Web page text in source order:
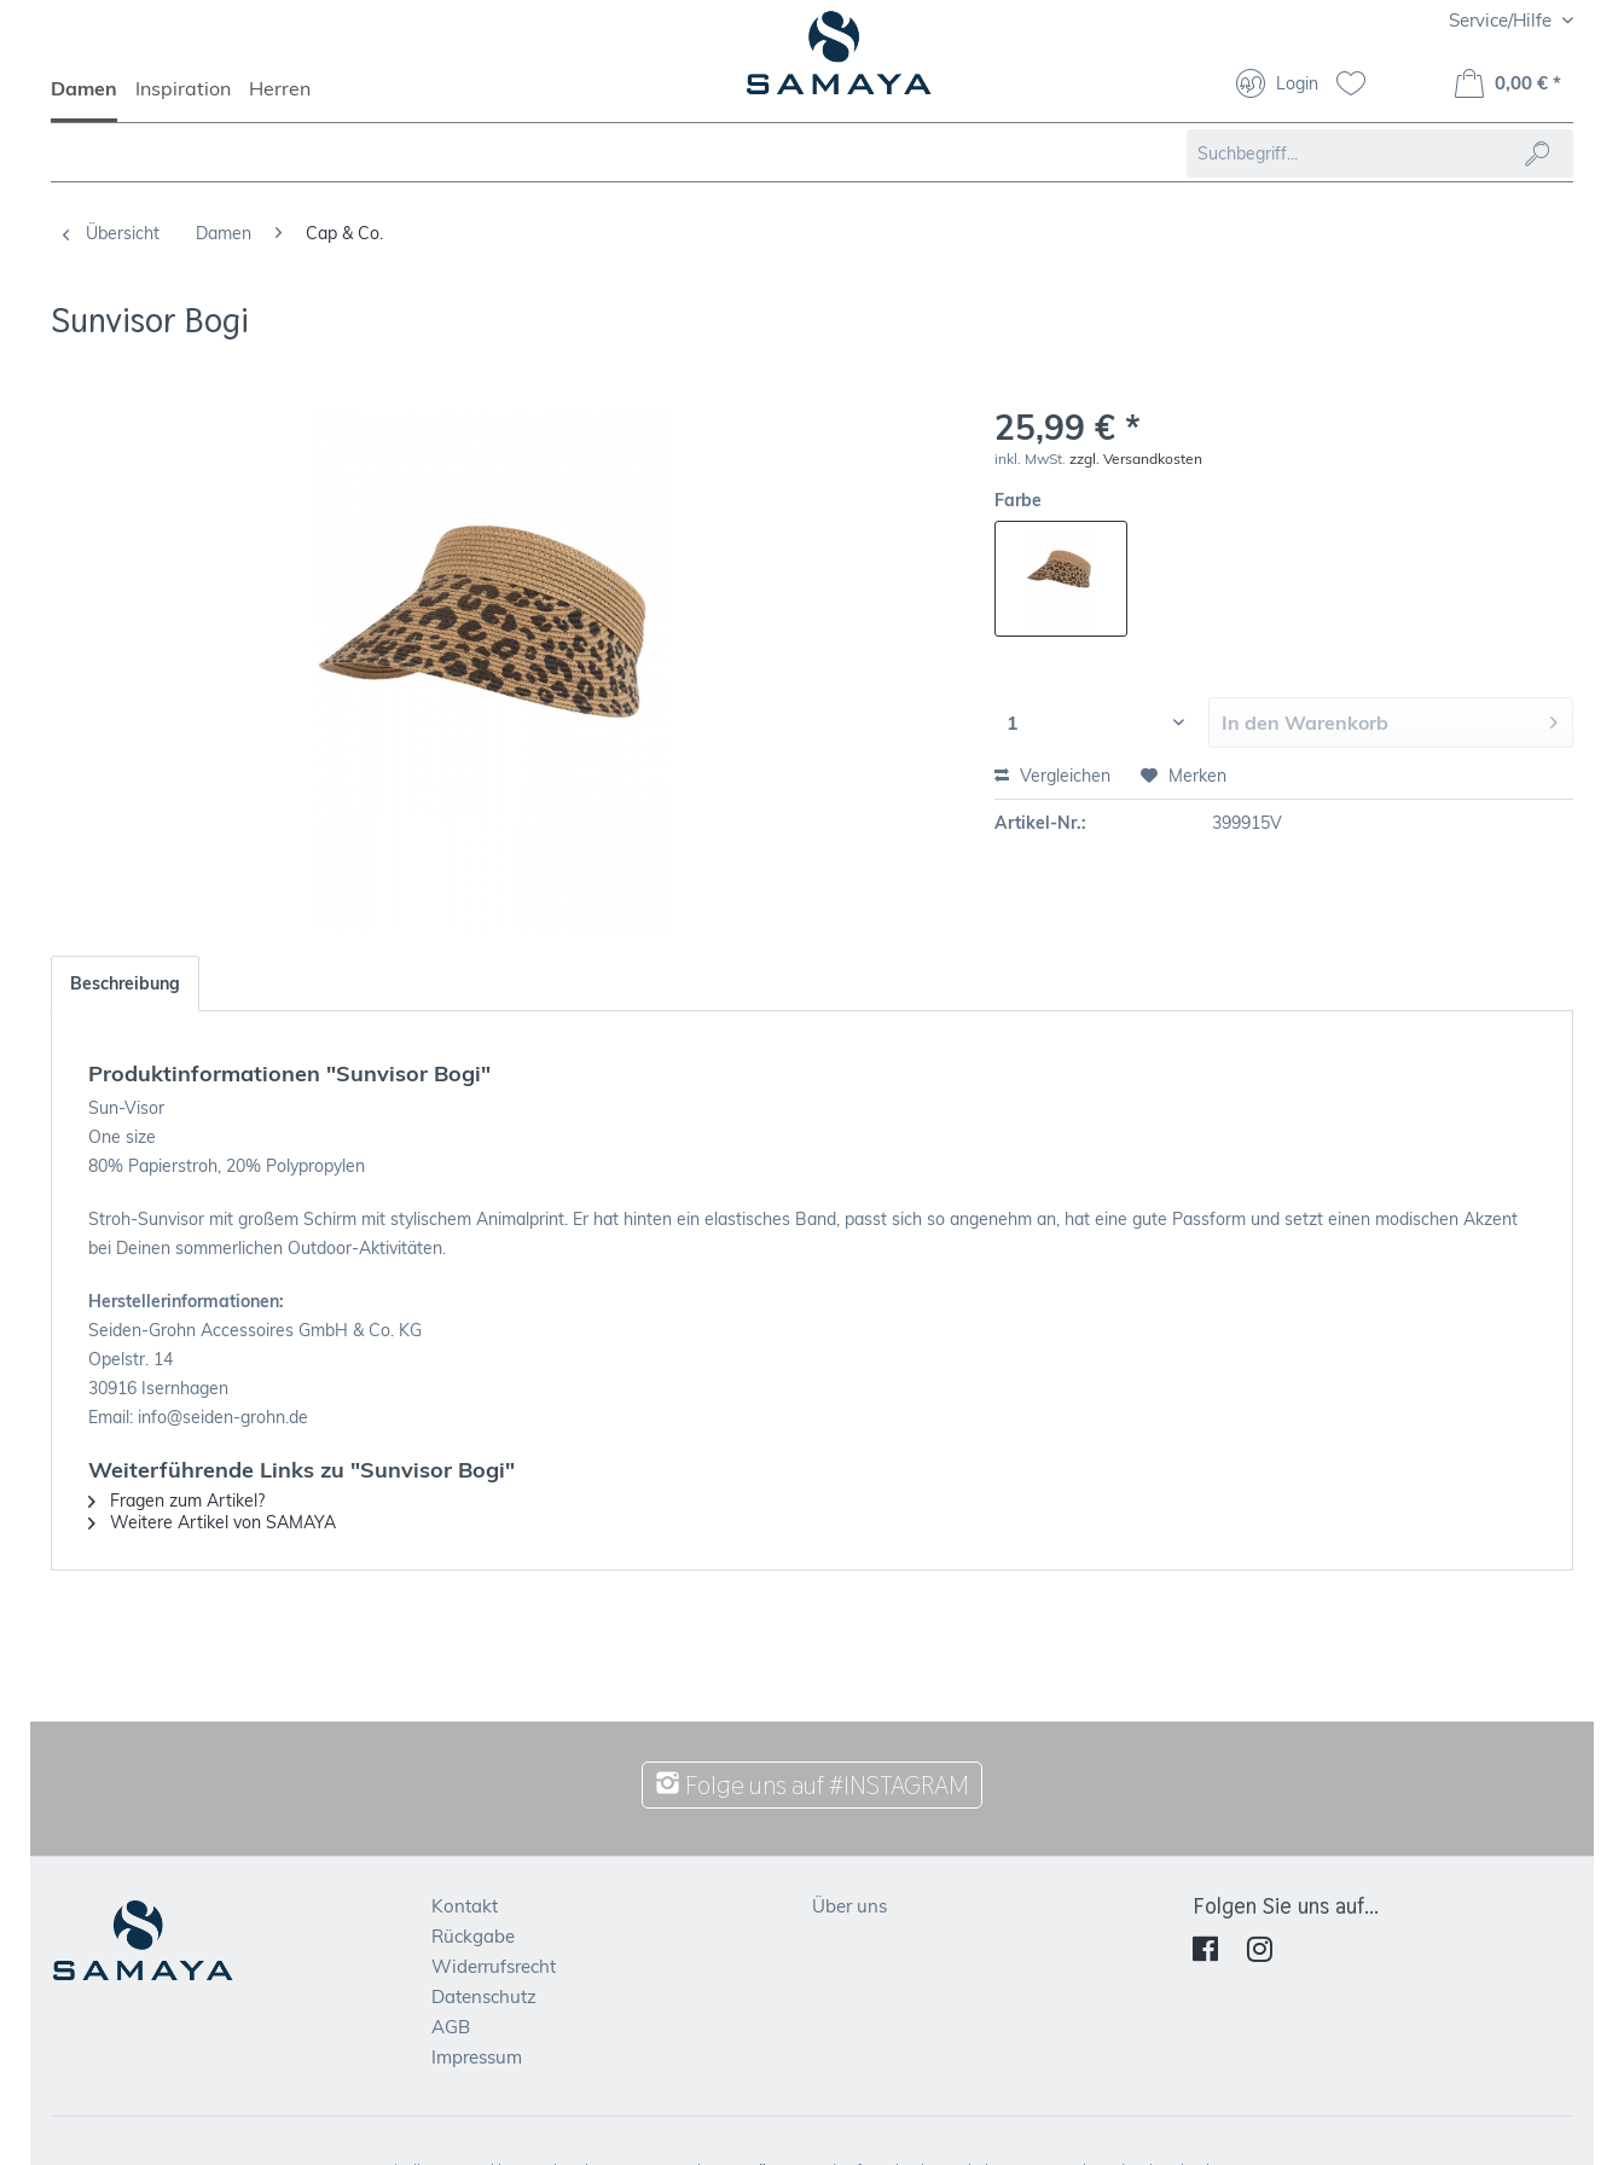
Service/Hilfe
Damen Inspiration Herren Login 0,00 € *
Übersicht Damen Cap & Co.
Sunvisor Bogi
25,99 € *
inkl. MwSt.zzgl. Versandkosten
Farbe
In den Warenkorb
Vergleichen Merken
Artikel-Nr.: 399915V
Beschreibung
Produktinformationen "Sunvisor Bogi"
Sun-Visor
One size
80% Papierstroh, 20% Polypropylen
Stroh-Sunvisor mit großem Schirm mit stylischem Animalprint. Er hat hinten ein elastisches Band, passt sich so angenehm an, hat eine gute Passform und setzt einen modischen Akzent
bei Deinen sommerlichen Outdoor-Aktivitäten.
Herstellerinformationen:
Seiden-Grohn Accessoires GmbH & Co. KG
Opelstr. 14
30916 Isernhagen
Email: info@seiden-grohn.de
Weiterführende Links zu "Sunvisor Bogi"
Fragen zum Artikel?
Weitere Artikel von SAMAYA
Folge uns auf #INSTAGRAM
Kontakt
Rückgabe
Widerrufsrecht
Datenschutz
AGB
Impressum
Über uns Folgen Sie uns auf...